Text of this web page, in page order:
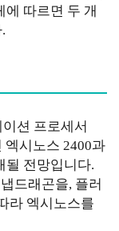
따르면 두 개
션 프로세서
엑시노스 2400과
될 전망입니다.
드래곤을, 플러
라 엑시노스를